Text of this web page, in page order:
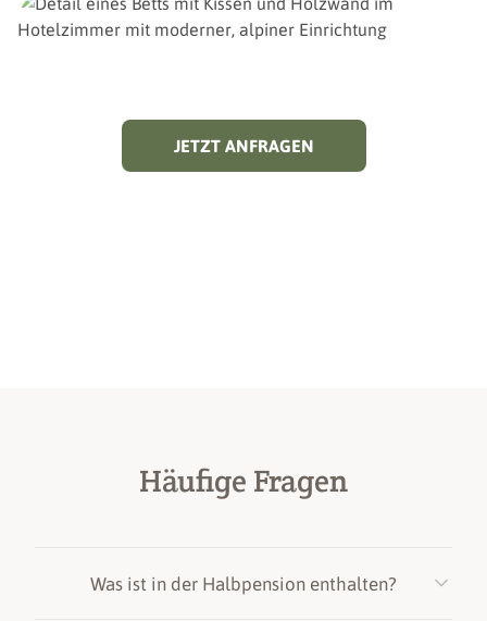
JETZT ANFRAGEN
Häufige Fragen
Was ist in der Halbpension enthalten?